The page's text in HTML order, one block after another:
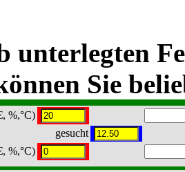
unterlegten
Sie
%,°C)
gesucht
%,°C)